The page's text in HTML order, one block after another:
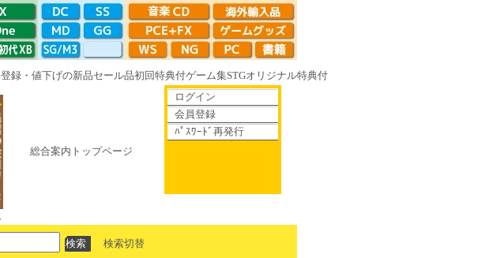
録・値下げの新品セール品初回特典付ゲーム集STGオリジナル特典付
総合案内トップページ
こもり ルート16R やがて散りゆく鏡の花へ 70年代風ロボットアニメ ゲッP-X アレサCOLLECTION
ログイン
会員登録
ﾊﾟｽﾜｰﾄﾞ再発行
検索切替